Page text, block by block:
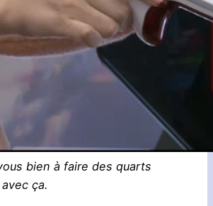
bien à faire des quarts
ça.